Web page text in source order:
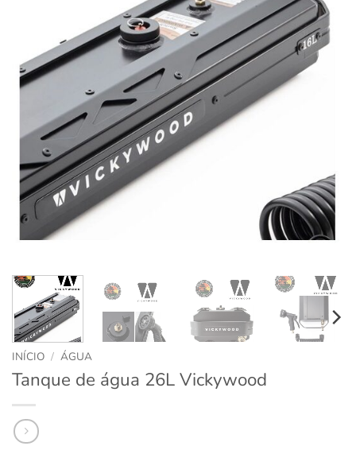
INÍCIO / ÁGUA
Tanque de água 26L Vickywood